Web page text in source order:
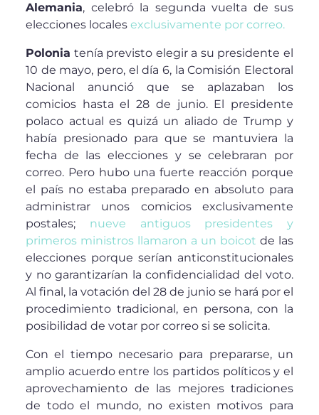
Alemania, celebró la segunda vuelta de sus
elecciones locales exclusivamente por correo.
Polonia tenía previsto elegir a su presidente el
10 de mayo, pero, el día 6, la Comisión Electoral
Nacional anunció que se aplazaban los
comicios hasta el 28 de junio. El presidente
polaco actual es quizá un aliado de Trump y
había presionado para que se mantuviera la
fecha de las elecciones y se celebraran por
correo. Pero hubo una fuerte reacción porque
el país no estaba preparado en absoluto para
administrar unos comicios exclusivamente
postales; nueve antiguos presidentes y
primeros ministros llamaron a un boicot de las
elecciones porque serían anticonstitucionales
y no garantizarían la confidencialidad del voto.
Al final, la votación del 28 de junio se hará por el
procedimiento tradicional, en persona, con la
posibilidad de votar por correo si se solicita.
Con el tiempo necesario para prepararse, un
amplio acuerdo entre los partidos políticos y el
aprovechamiento de las mejores tradiciones
de todo el mundo, no existen motivos para